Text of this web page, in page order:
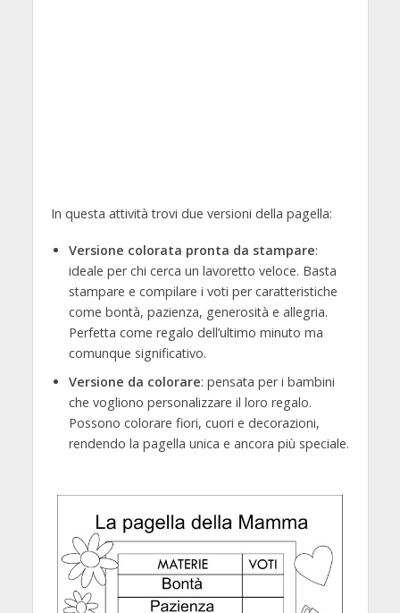
In questa attività trovi due versioni della pagella:
Versione colorata pronta da stampare:
ideale per chi cerca un lavoretto veloce. Basta
stampare e compilare i voti per caratteristiche
come bontà, pazienza, generosità e allegria.
Perfetta come regalo dell’ultimo minuto ma
comunque significativo.
Versione da colorare: pensata per i bambini
che vogliono personalizzare il loro regalo.
Possono colorare fiori, cuori e decorazioni,
rendendo la pagella unica e ancora più speciale.